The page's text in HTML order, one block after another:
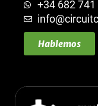
+34 682 741
Hablemos